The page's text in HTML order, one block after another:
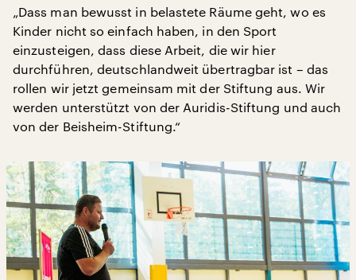
„Dass man bewusst in belastete Räume geht, wo es
Kinder nicht so einfach haben, in den Sport
einzusteigen, dass diese Arbeit, die wir hier
durchführen, deutschlandweit übertragbar ist – das
rollen wir jetzt gemeinsam mit der Stiftung aus. Wir
werden unterstützt von der Auridis-Stiftung und auch
von der Beisheim-Stiftung.“